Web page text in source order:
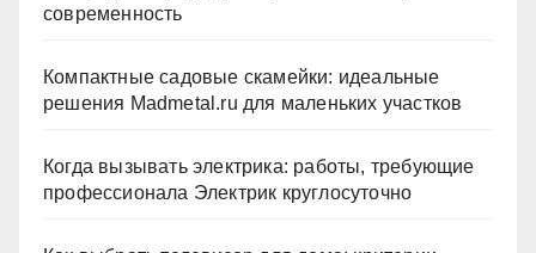
современность
Компактные садовые скамейки: идеальные
решения Madmetal.ru для маленьких участков
Когда вызывать электрика: работы, требующие
профессионала Электрик круглосуточно